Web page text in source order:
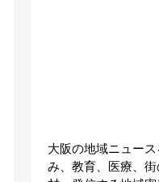
大阪の地域ニュー
み、教育、医療、